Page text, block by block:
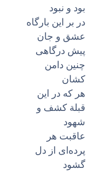
بود و نبود
در بر این بارگاه
عشق و جان
پیش درگاهى
چنین دامن
کشان
هر که در این
قبلة کشف و
شهود
عاقبت هر
پرده‌اى از دل
گشود